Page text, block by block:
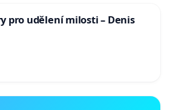
pro udělení milosti – Denis